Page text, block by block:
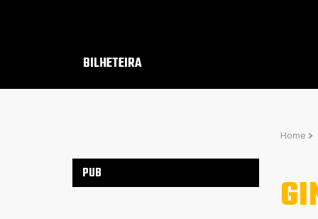
BILHETEIRA
Home >
PUB